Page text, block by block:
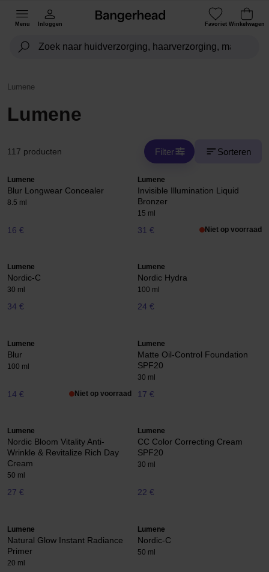
Menu Inloggen Favoriet Winkelwagen
Lumene
Lumene
117 producten Filter Sorteren
Lumene
Blur Longwear Concealer
8.5 ml
16 €
Lumene
Invisible Illumination Liquid
Bronzer
15 ml
31 € Niet op voorraad
Lumene
Nordic-C
30 ml
34 €
Lumene
Nordic Hydra
100 ml
24 €
Lumene
Blur
100 ml
14 € Niet op voorraad
Lumene
Matte Oil-Control Foundation
SPF20
30 ml
17 €
Lumene
Nordic Bloom Vitality Anti-
Wrinkle & Revitalize Rich Day
Cream
50 ml
27 €
Lumene
CC Color Correcting Cream
SPF20
30 ml
22 €
Lumene
Natural Glow Instant Radiance
Primer
20 ml
Lumene
Nordic-C
50 ml